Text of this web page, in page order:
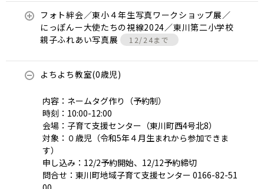
フォト絆会／東小４年生写真ワークショップ展／
にっぽんー大使たちの視線2024／東川第二小学校
親子ふれあい写真展
12/24まで
よちよち教室(0歳児)
内容：ネームタグ作り（予約制）
時刻：10:00-12:00
会場：子育て支援センター（東川町西4号北8）
対象：０歳児（令和5年４月生まれから参加できま
す）
申し込み：12/2予約開始、12/12予約締切
問合せ：東川町地域子育て支援センター 0166-82-51